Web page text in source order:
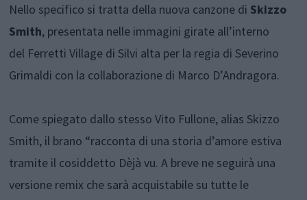
Nello specifico si tratta della nuova canzone di Skizzo
Smith, presentata nelle immagini girate all’interno
del Ferretti Village di Silvi alta per la regia di Severino
Grimaldi con la collaborazione di Marco D’Andragora.
Come spiegato dallo stesso Vito Fullone, alias Skizzo
Smith, il brano “racconta di una storia d’amore estiva
tramite il cosiddetto Dèjà vu. A breve ne seguirà una
versione remix che sarà acquistabile su tutte le